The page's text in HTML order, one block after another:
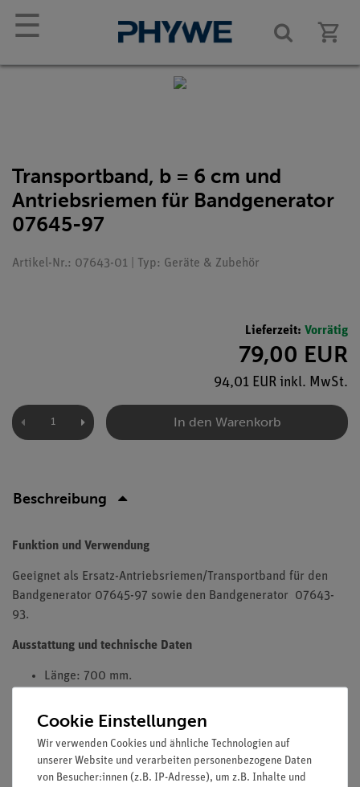
☰
Transportband, b = 6 cm und
Antriebsriemen für Bandgenerator
07645-97
Artikel-Nr.: 07643-01 | Typ: Geräte & Zubehör
Lieferzeit: Vorrätig
79,00 EUR
94,01 EUR inkl. MwSt.
In den Warenkorb
Beschreibung
Funktion und Verwendung
Geeignet als Ersatz-Antriebsriemen/Transportband für den
Bandgenerator 07645-97 sowie den Bandgenerator 07643-
93.
Ausstattung und technische Daten
Länge: 700 mm.
Versandkostenfrei ab 300,- €
Cookie Einstellungen
Wir verwenden Cookies und ähnliche Technologien auf
unserer Website und verarbeiten personenbezogene Daten
von Besucher:innen (z.B. IP-Adresse), um z.B. Inhalte und